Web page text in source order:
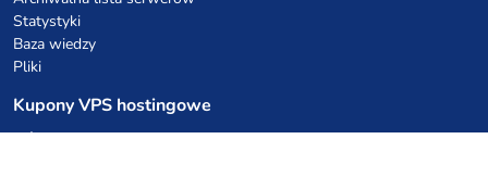
Statystyki
Baza wiedzy
Pliki
Kupony VPS hostingowe
netcup